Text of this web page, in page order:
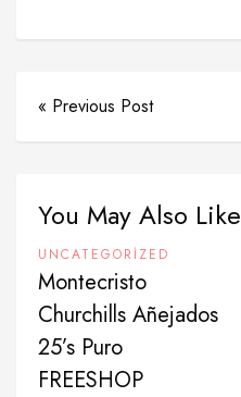
« Previous Post
You May Also Like
UNCATEGORIZED
Montecristo
Churchills Añejados
25’s Puro
FREESHOP